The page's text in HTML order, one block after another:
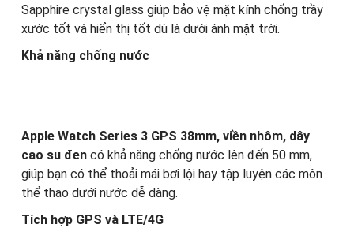
Sapphire crystal glass giúp bảo vệ mặt kính chống trầy
xước tốt và hiển thị tốt dù là dưới ánh mặt trời.
Khả năng chống nước
Apple Watch Series 3 GPS 38mm, viền nhôm, dây
cao su đen có khả năng chống nước lên đến 50 mm,
giúp bạn có thể thoải mái bơi lội hay tập luyện các môn
thể thao dưới nước dễ dàng.
Tích hợp GPS và LTE/4G